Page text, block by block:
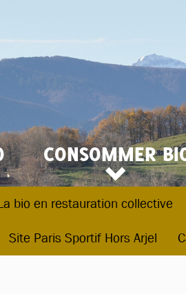
CONSOMMER
bio en restauration collective
Site Paris Sportif Hors Arjel